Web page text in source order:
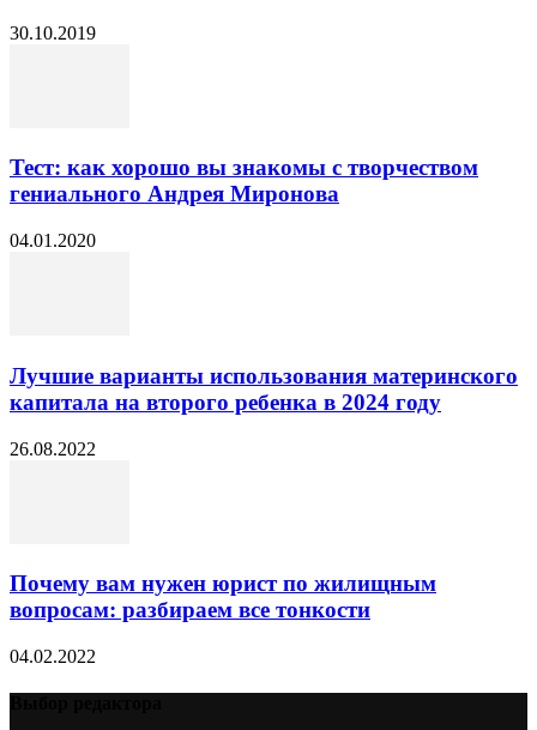
30.10.2019
Тест: как хорошо вы знакомы с творчеством
гениального Андрея Миронова
04.01.2020
Лучшие варианты использования материнского
капитала на второго ребенка в 2024 году
26.08.2022
Почему вам нужен юрист по жилищным
вопросам: разбираем все тонкости
04.02.2022